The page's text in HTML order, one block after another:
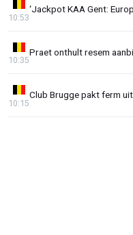
‘Jackpot KAA Gent:
10:53
Praet onthult resem
10:35
Club Brugge pakt ferm
10:15